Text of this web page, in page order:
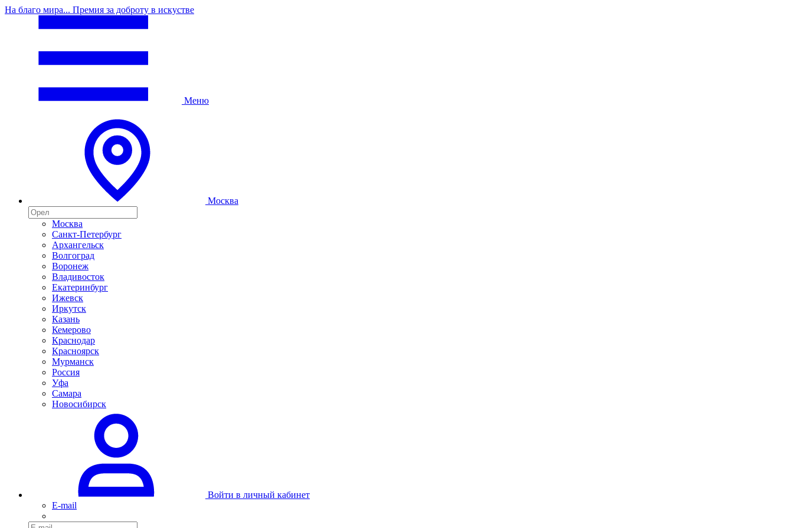
На благо мира... Премия за доброту в искустве
Меню
Москва
Москва
Санкт-Петербург
Архангельск
Волгоград
Воронеж
Владивосток
Екатеринбург
Ижевск
Иркутск
Казань
Кемерово
Краснодар
Красноярск
Мурманск
Россия
Уфа
Самара
Новосибирск
Войти в личный кабинет
E-mail